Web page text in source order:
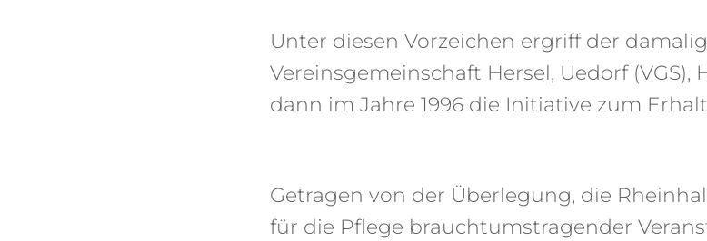
Unter diesen Vorzeichen ergriff der
Vereinsgemeinschaft Hersel, Uedorf (VGS),
dann im Jahre 1996 die Initiative zum
Getragen von der Überlegung, die
für die Pflege brauchtumstragender